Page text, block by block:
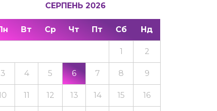
СЕРПЕНЬ 2026
Вт Ср Чт Пт Сб Нд
1 2
3 4 5 6 7 8 9
11 12 13 14 15 16